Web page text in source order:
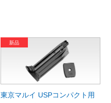
東京マルイ USPコンパクト用